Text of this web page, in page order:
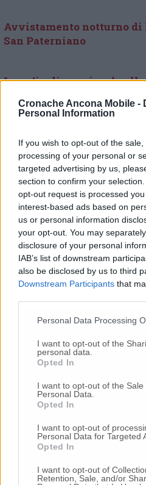
Cronache Ancona Mobile -
Personal Information
If you wish to opt-out of the
processing of your personal or
targeted advertising by us,
section to confirm your
opt-out request is processed
interest-based ads based on
us or personal information
your opt-out. You may
disclosure of your personal
IAB’s list of downstream
also be disclosed by us to third
Downstream Participants that
Personal Data Processing
I want to opt-out of the
personal data.
Opted In
I want to opt-out of the Sale
Personal Data.
Opted In
I want to opt-out of
Personal Data for Targeted
Opted In
I want to opt-out of
Retention, Sale, and/or
Avvistamento notturno di
San Paterniano
Lupo ‘in dispersione’
Vai alla
Commenti
Nessun commento presente
Commenta
Commenta
24 Lug-Bimbi costretti a
orrore all’asilo,
-Luigia Fortunato,